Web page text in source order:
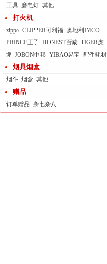
工具 磨电灯 其他
打火机
zippo CLIPPER可利福 奥地利IMCO
PRINCE王子 HONEST百诚 TIGER虎
牌 JOBON中邦 YIBAO易宝 配件耗材
烟具烟盒
烟斗 烟盒 其他
赠品
订单赠品 杂七杂八